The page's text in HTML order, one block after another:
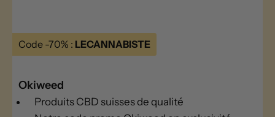
Code -70% : LECANNABISTE
Okiweed
Produits CBD suisses de qualité